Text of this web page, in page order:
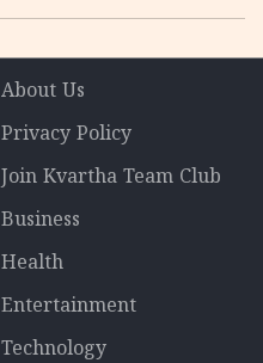
About Us
Privacy Policy
Join Kvartha Team Club
Business
Health
Entertainment
Technology